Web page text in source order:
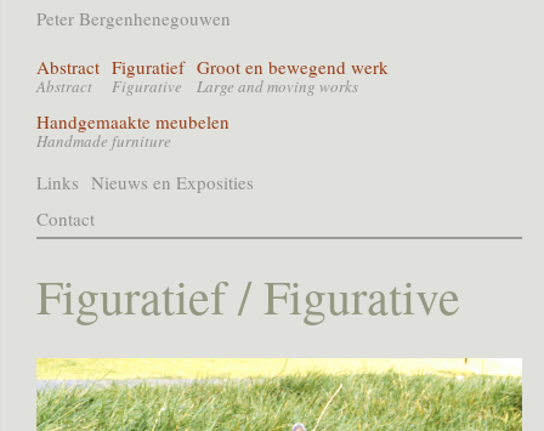
Peter Bergenhenegouwen
Abstract
Abstract
Figuratief
Figurative
Groot en bewegend werk
Large and moving works
Handgemaakte meubelen
Handmade furniture
Links Nieuws en Exposities
Contact
Figuratief / Figurative